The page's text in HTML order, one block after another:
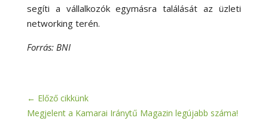
segíti a vállalkozók egymásra találását az üzleti
networking terén.
Forrás: BNI
← Előző cikkünk
Megjelent a Kamarai Iránytű Magazin legújabb száma!